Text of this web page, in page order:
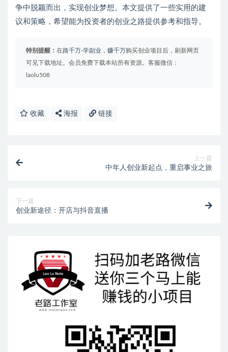
争中脱颖而出，实现创业梦想。本文提供了一些实用的建
议和策略，希望能为投资者的创业之路提供参考和指导。
特别提醒： 在路千万-学副业，赚千万购买创业项目后，刷新网页
可见下载地址。会员免费下载本站所有资源。客服微信：
laolu508
收藏 海报 链接
上一篇
中年人创业新起点，重启事业之旅
下一篇
创业新途径：开店与抖音直播